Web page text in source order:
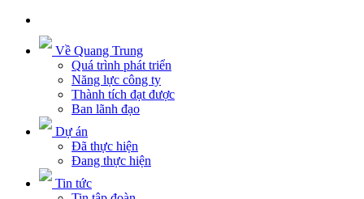
Về Quang Trung
Quá trình phát triển
Năng lực công ty
Thành tích đạt được
Ban lãnh đạo
Dự án
Đã thực hiện
Đang thực hiện
Tin tức